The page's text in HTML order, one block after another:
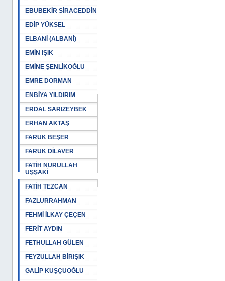
EBUBEKİR SİRACEDDİN
EDİP YÜKSEL
ELBANİ (ALBANİ)
EMİN IŞIK
EMİNE ŞENLİKOĞLU
EMRE DORMAN
ENBİYA YILDIRIM
ERDAL SARIZEYBEK
ERHAN AKTAŞ
FARUK BEŞER
FARUK DİLAVER
FATİH NURULLAH
UŞŞAKİ
FATİH TEZCAN
FAZLURRAHMAN
FEHMİ İLKAY ÇEÇEN
FERİT AYDIN
FETHULLAH GÜLEN
FEYZULLAH BİRIŞIK
GALİP KUŞÇUOĞLU